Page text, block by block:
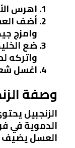
اهرس
أضف
وامزج
ضع
واتركه لمدة 20-
اغسل
وصفة
الزنجبيل
الدموية في
العسل يضيف